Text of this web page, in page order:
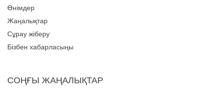
Өнімдер
Жаңалықтар
Сұрау жіберу
Бізбен хабарласыңы
СОҢҒЫ ЖАҢАЛЫҚТАР